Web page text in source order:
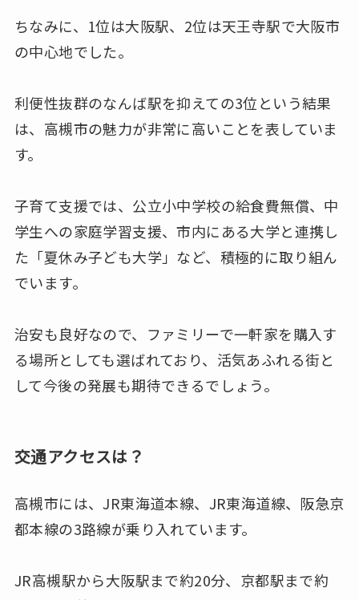
ちなみに、1位は大阪駅、2位は天王寺駅で大阪市
の中心地でした。
利便性抜群のなんば駅を抑えての3位という結果
は、高槻市の魅力が非常に高いことを表していま
す。
子育て支援では、公立小中学校の給食費無償、中
学生への家庭学習支援、市内にある大学と連携し
た「夏休み子ども大学」など、積極的に取り組ん
でいます。
治安も良好なので、ファミリーで一軒家を購入す
る場所としても選ばれており、活気あふれる街と
して今後の発展も期待できるでしょう。
交通アクセスは？
高槻市には、JR東海道本線、JR東海道線、阪急京
都本線の3路線が乗り入れています。
JR高槻駅から大阪駅まで約20分、京都駅まで約